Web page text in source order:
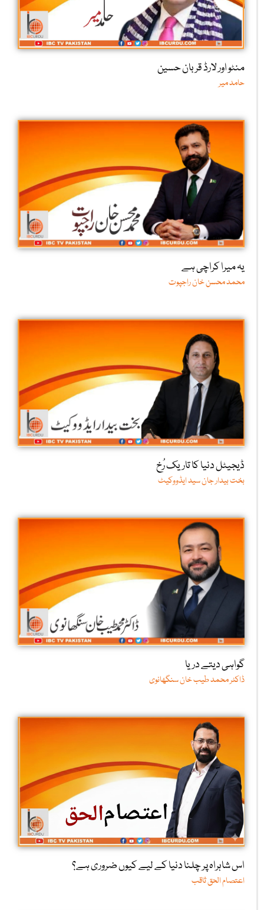
منٹو اور لارڈ قربان حسین
حامد میر
یہ میرا کراچی ہے
محمد محسن خان راجپوت
ڈیجیٹل دنیا کا تاریک رُخ
بخت بیدار جان سید ایڈووکیٹ
گواہی دیتے دریا
ڈاکٹر محمد طیب خان سنگھانوی
اس شاہراہ پر چلنا دنیا کے لیے کیوں ضروری ہے؟
اعتصام الحق ثاقب